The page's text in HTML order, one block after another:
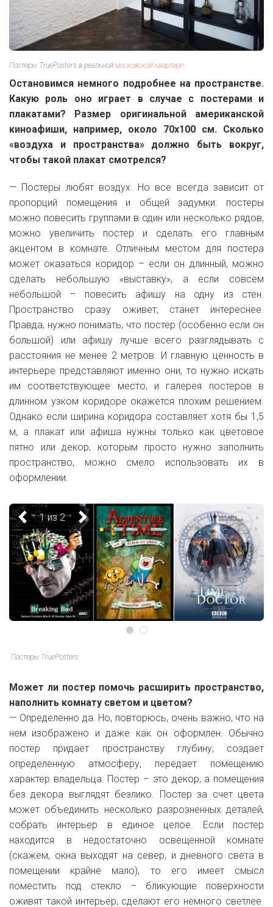
Постеры TruePosters в реальной московской квартире
Остановимся немного подробнее на пространстве.
Какую роль оно играет в случае с постерами и
плакатами? Размер оригинальной американской
киноафиши, например, около 70х100 см. Сколько
«воздуха и пространства» должно быть вокруг,
чтобы такой плакат смотрелся?
— Постеры любят воздух. Но все всегда зависит от
пропорций помещения и общей задумки: постеры
можно повесить группами в один или несколько рядов,
можно увеличить постер и сделать его главным
акцентом в комнате. Отличным местом для постера
может оказаться коридор – если он длинный, можно
сделать небольшую «выставку», а если совсем
небольшой – повесить афишу на одну из стен.
Пространство сразу оживет, станет интереснее.
Правда, нужно понимать, что постер (особенно если он
большой) или афишу лучше всего разглядывать с
расстояния не менее 2 метров. И главную ценность в
интерьере представляют именно они, то нужно искать
им соответствующее место, и галерея постеров в
длинном узком коридоре окажется плохим решением.
Однако если ширина коридора составляет хотя бы 1,5
м, а плакат или афиша нужны только как цветовое
пятно или декор, которым просто нужно заполнить
пространство, можно смело использовать их в
оформлении.
1 из 2
Постеры TruePosters
Может ли постер помочь расширить пространство,
наполнить комнату светом и цветом?
— Определенно да. Но, повторюсь, очень важно, что на
нем изображено и даже как он оформлен. Обычно
постер придает пространству глубину, создает
определенную атмосферу, передает помещению
характер владельца. Постер – это декор, а помещения
без декора выглядят безлико. Постер за счет цвета
может объединить несколько разрозненных деталей,
собрать интерьер в единое целое. Если постер
находится в недостаточно освещенной комнате
(скажем, окна выходят на север, и дневного света в
помещении крайне мало), то его имеет смысл
поместить под стекло – бликующие поверхности
оживят такой интерьер, сделают его немного светлее.